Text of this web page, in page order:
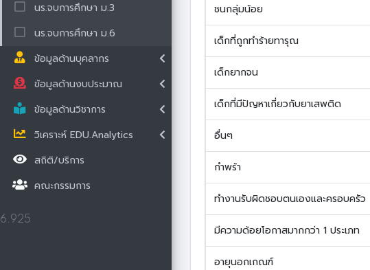
นร.จบการศึกษา ม.3
นร.จบการศึกษา ม.6
ข้อมูลด้านบุคลากร
ข้อมูลด้านงบประมาณ
ข้อมูลด้านวิชาการ
วิเคราะห์ EDU.Analytics
สถิติ/บริการ
คณะกรรมการ
6.925
ชนกลุ่มน้อย
เด็กที่ถูกทำร้ายทารุณ
เด็กยากจน
เด็กที่มีปัญหาเกี่ยวกับยาเสพติด
อื่นๆ
กำพร้า
ทำงานรับผิดชอบตนเองและครอบครัว
มีความด้อยโอกาสมากกว่า 1 ประเภท
อายุนอกเกณฑ์